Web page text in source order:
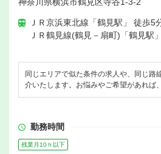
神奈川県横浜市鶴見区寺谷1-3-2
ＪＲ京浜東北線「鶴見駅」 徒歩5
ＪＲ鶴見線(鶴見－扇町)「鶴見駅
同じエリアで似た条件の求人や、同じ路
介いたします。お悩みやご希望があれば
勤務時間
残業月10ｈ以下